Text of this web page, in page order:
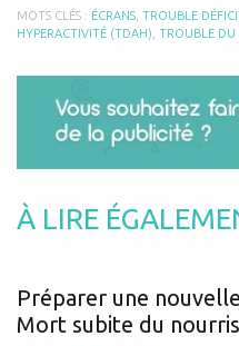
MOTS CLÉS : ÉCRANS TROUBLE
HYPERACTIVITÉ (TDAH) TROUBLE DU
À LIRE
Préparer une
Mort subite du